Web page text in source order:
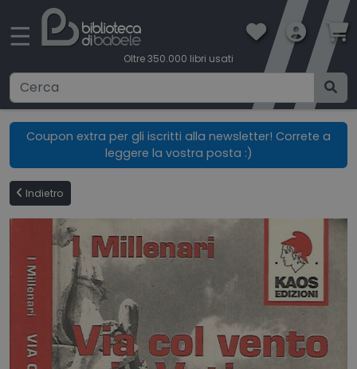
☰
Oltre 350.000 libri usati
Ricerca avanzata
CONDIZIONI DI VENDITA
BOOKLOVERS CARD
SPEDIZIONI
CONTATTI
Coupon extra per gli iscritti alla newsletter! Correte a
leggere la vostra posta :)
Indietro